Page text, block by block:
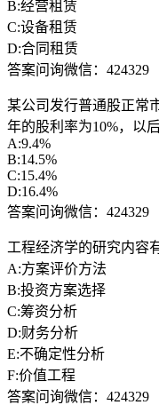
B:经营租赁
C:设备租赁
D:合同租赁
答案问询微信：424329
某公司发行普通股正常
年的股利率为10%，以
A:9.4%
B:14.5%
C:15.4%
D:16.4%
答案问询微信：424329
工程经济学的研究内容有
A:方案评价方法
B:投资方案选择
C:筹资分析
D:财务分析
E:不确定性分析
F:价值工程
答案问询微信：424329